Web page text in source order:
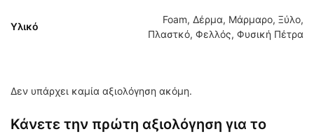
Υλικό
Foam, Δέρμα, Μάρμαρο, Ξύλο,
Πλαστκό, Φελλός, Φυσική Πέτρα
Δεν υπάρχει καμία αξιολόγηση ακόμη.
Κάνετε την πρώτη αξιολόγηση για το